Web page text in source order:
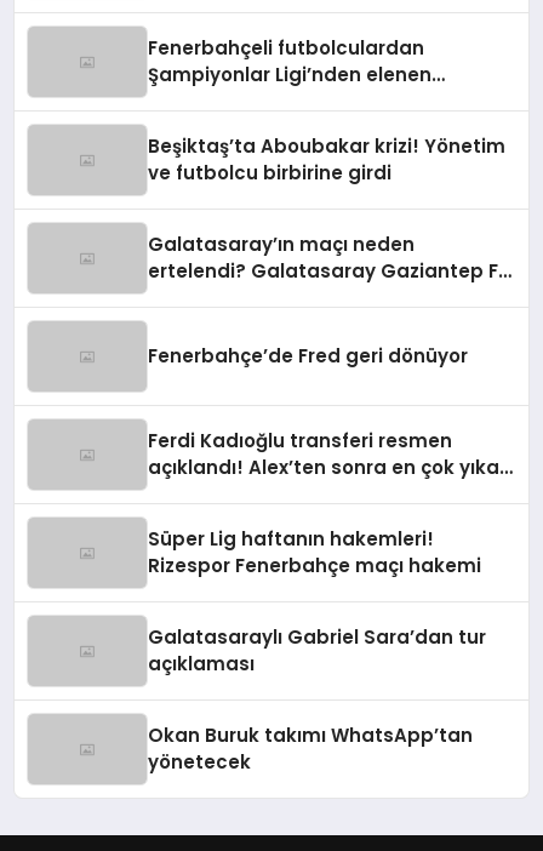
Fenerbahçeli futbolculardan
Şampiyonlar Ligi’nden elenen
Beşiktaş’ta Aboubakar krizi! Yönetim
ve futbolcu birbirine girdi
Galatasaray’ın maçı neden
ertelendi? Galatasaray Gaziantep FK
Fenerbahçe’de Fred geri dönüyor
Ferdi Kadıoğlu transferi resmen
açıklandı! Alex’ten sonra en çok yıkan
Süper Lig haftanın hakemleri!
Rizespor Fenerbahçe maçı hakemi
Galatasaraylı Gabriel Sara’dan tur
açıklaması
Okan Buruk takımı WhatsApp’tan
yönetecek